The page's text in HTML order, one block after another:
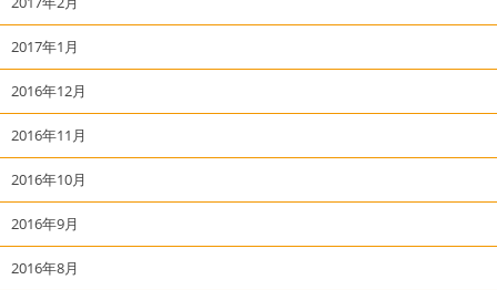
2017年1月
2016年12月
2016年11月
2016年10月
2016年9月
2016年8月